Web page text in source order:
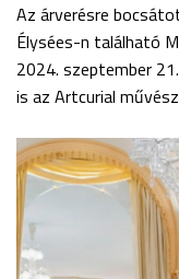
Az árverésre
Élysées-n található
2024. szeptember
is az Artcurial